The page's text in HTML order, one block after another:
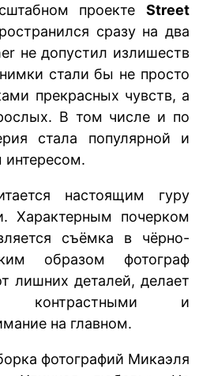
проекте Street
сразу на два
не допустил излишеств
стали бы не просто
прекрасных чувств, а
В том числе и по
стала популярной и
интересом.
настоящим гуру
Характерным почерком
съёмка в чёрно-
образом фотограф
лишних деталей, делает
контрастными и
на главном.
фотографий Микаэля